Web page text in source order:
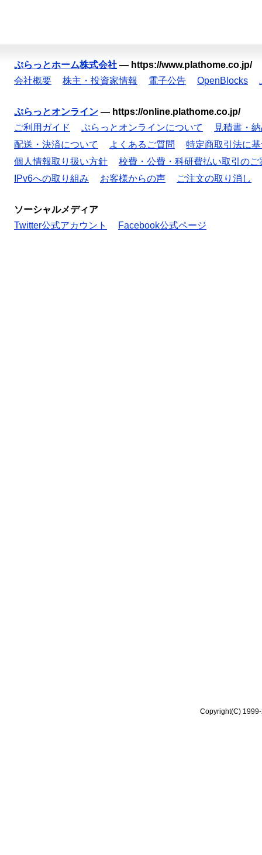
ぷらっとホーム株式会社 — https://www.plathome.co.jp/
会社概要
株主・投資家情報 電子公告 OpenBlocks
ぷらっとオンライン — https://online.plathome.co.jp/
ご利用ガイド
ぷらっとオンラインについて
見積書・
配送・決済について
よくあるご質問
特定商取引法に
個人情報取り扱い方針
校費・公費・科研費払い取引のご
IPv6への取り組み
お客様からの声 ご注文の取り消し
ソーシャルメディア
Twitter公式アカウント
Facebook公式ページ
Copyright(C)